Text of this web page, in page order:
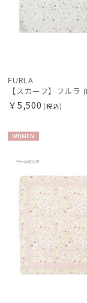
FURLA
￥5,500 (税込)